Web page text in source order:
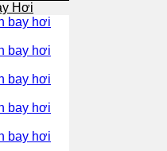
Hơi
bay hơi
bay hơi
bay hơi
bay hơi
bay hơi